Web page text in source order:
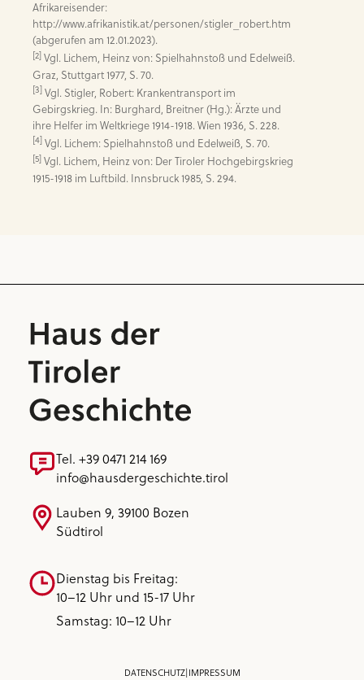
http://www.afrikanistik.at/personen/stigler_robert.htm
[2] Vgl. Lichem, Heinz von: Spielhahnstoß und Edelweiß.
[3] Vgl. Stigler, Robert: Krankentransport im
Gebirgskrieg. In: Burghard, Breitner (Hg.): Ärzte und
[4]
[5] Vgl. Lichem, Heinz von: Der Tiroler Hochgebirgskrieg
1915-1918 im Luftbild. Innsbruck 1985, S. 294.
Tel. +39 0471 214 169
info@hausdergeschichte.tirol
Lauben 9, 39100 Bozen
Südtirol
Dienstag bis Freitag:
10–12 Uhr und 15-17 Uhr
Samstag: 10–12 Uhr
DATENSCHUTZ|IMPRESSUM